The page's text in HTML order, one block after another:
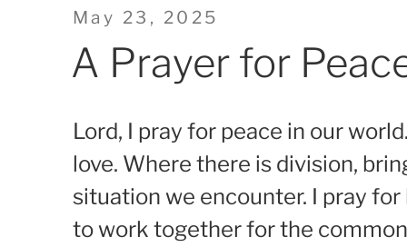
Posted
on
May 23, 2025
A Prayer for
Lord, I pray for peace in our
love. Where there is division,
situation we encounter. I pray
to work together for the